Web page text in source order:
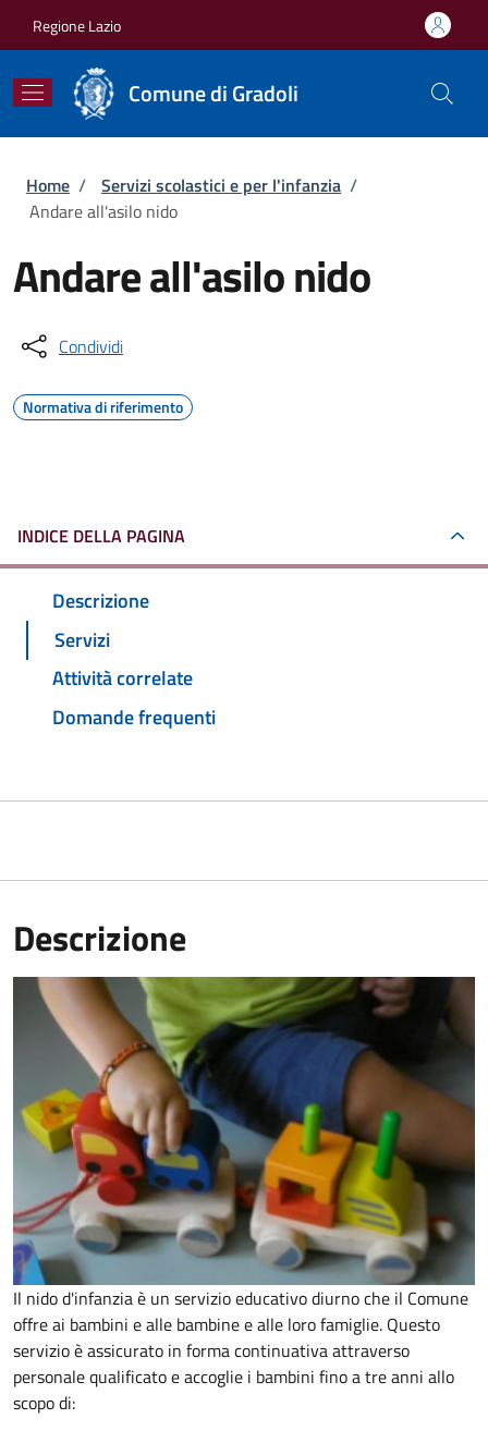
Regione Lazio
Comune di Gradoli
Briciole di pane
Home / Servizi scolastici e per l'infanzia /
Andare all'asilo nido
Andare all'asilo nido
Condividi
Normativa di riferimento
INDICE DELLA PAGINA
Descrizione
Servizi
Attività correlate
Domande frequenti
Descrizione
Il nido d'infanzia è un servizio educativo diurno che il Comune
offre ai bambini e alle bambine e alle loro famiglie. Questo
servizio è assicurato in forma continuativa attraverso
personale qualificato e accoglie i bambini fino a tre anni allo
scopo di: